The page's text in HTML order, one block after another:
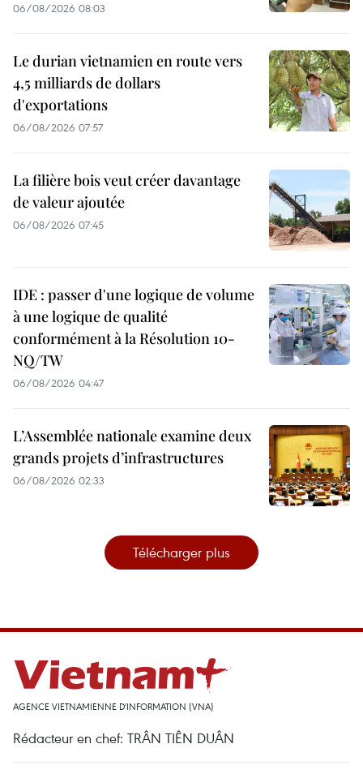
06/08/2026 08:03
Le durian vietnamien en route vers
4,5 milliards de dollars
d'exportations
06/08/2026 07:57
La filière bois veut créer davantage
de valeur ajoutée
06/08/2026 07:45
IDE : passer d'une logique de volume
à une logique de qualité
conformément à la Résolution 10-
NQ/TW
06/08/2026 04:47
L’Assemblée nationale examine deux
grands projets d’infrastructures
06/08/2026 02:33
Télécharger plus
AGENCE VIETNAMIENNE D'INFORMATION (VNA)
Rédacteur en chef: TRÂN TIÊN DUÂN